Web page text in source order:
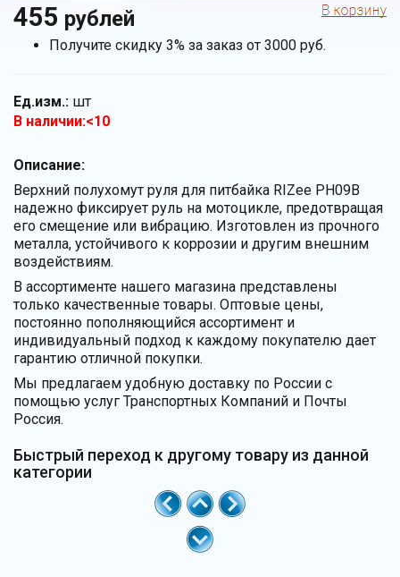
455 рублей
Получите скидку 3% за заказ от 3000 руб.
Ед.изм.: шт
В наличии:<10
Описание:
Верхний полухомут руля для питбайка RIZee PH09B
надежно фиксирует руль на мотоцикле, предотвращая
его смещение или вибрацию. Изготовлен из прочного
металла, устойчивого к коррозии и другим внешним
воздействиям.
В ассортименте нашего магазина представлены
только качественные товары. Оптовые цены,
постоянно пополняющийся ассортимент и
индивидуальный подход к каждому покупателю дает
гарантию отличной покупки.
Мы предлагаем удобную доставку по России с
помощью услуг Транспортных Компаний и Почты
Россия.
Быстрый переход к другому товару из данной
категории